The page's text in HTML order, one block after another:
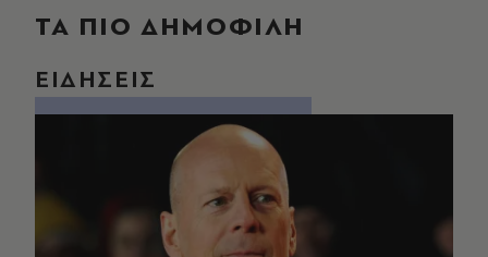
ΤΑ ΠΙΟ ΔΗΜΟΦΙΛΗ
ΕΙΔΗΣΕΙΣ